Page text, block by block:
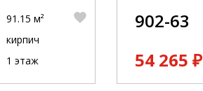
91.15 м²
кирпич
1 этаж
902-63
54 265 ₽